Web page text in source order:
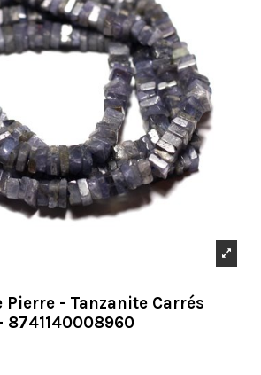
Pierre - Tanzanite Carrés